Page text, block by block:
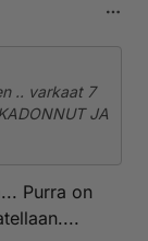
.. varkaat 7
JA
Purra on